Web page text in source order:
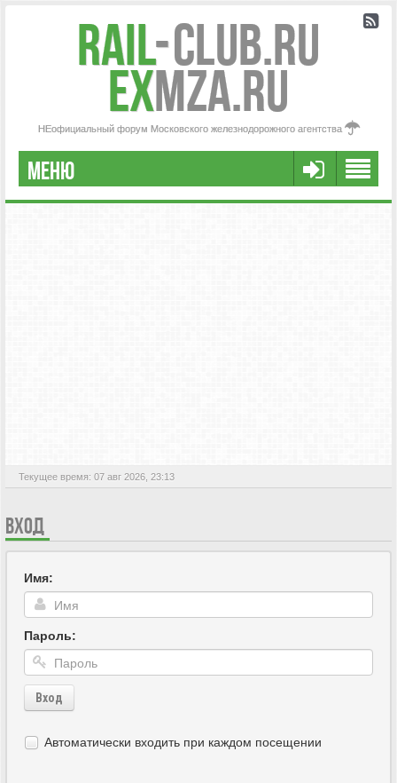
Rail-Club.RU
exMZA.RU
НЕофициальный форум Московского железнодорожного агентства
МЕНЮ
РЕГИСТРАЦИЯ
Текущее время: 07 авг 2026, 23:13
ВХОД
Имя:
Пароль:
Вход
Автоматически входить при каждом посещении